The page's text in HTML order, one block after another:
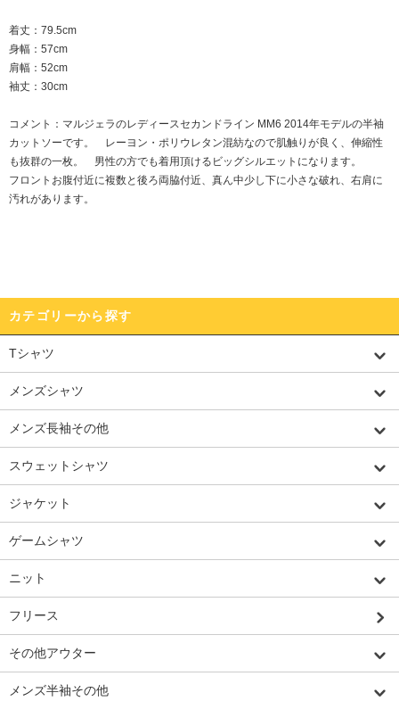
着丈：79.5cm
身幅：57cm
肩幅：52cm
袖丈：30cm
コメント：マルジェラのレディースセカンドライン MM6 2014年モデルの半袖
カットソーです。 レーヨン・ポリウレタン混紡なので肌触りが良く、伸縮性
も抜群の一枚。 男性の方でも着用頂けるビッグシルエットになります。
フロントお腹付近に複数と後ろ両脇付近、真ん中少し下に小さな破れ、右肩に
汚れがあります。
カテゴリーから探す
Tシャツ
メンズシャツ
メンズ長袖その他
スウェットシャツ
ジャケット
ゲームシャツ
ニット
フリース
その他アウター
メンズ半袖その他